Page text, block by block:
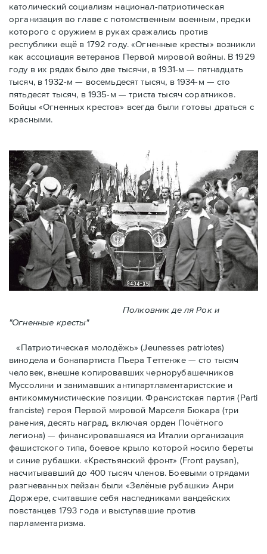
католический социализм национал-патриотическая
организация во главе с потомственным военным, предки
которого с оружием в руках сражались против
республики ещё в 1792 году. «Огненные кресты» возникли
как ассоциация ветеранов Первой мировой войны. В 1929
году в их рядах было две тысячи, в 1931-м — пятнадцать
тысяч, в 1932-м — восемьдесят тысяч, в 1934-м — сто
пятьдесят тысяч, в 1935-м — триста тысяч соратников.
Бойцы «Огненных крестов» всегда были готовы драться с
красными.
Полковник де ля Рок и
"Огненные кресты"
«Патриотическая молодёжь» (Jeunesses patriotes)
винодела и бонапартиста Пьера Тeттенже — cто тысяч
человек, внешне копировавших чернорубашечников
Муссолини и занимавших антипартламентаристские и
антикоммунистические позиции. Франсистская партия (Parti
franciste) героя Первой мировой Марселя Бюкара (три
ранения, десять наград, включая орден Почётного
легиона) — финансировавшаяся из Италии организация
фашистского типа, боевое крыло которой носило береты
и синие рубашки. «Крестьянский фронт» (Front paysan),
насчитывавший до 400 тысяч членов. Боевыми отрядами
разгневанных пейзан были «Зелёные рубашки» Анри
Доржере, считавшие себя наследниками вандейских
повстанцев 1793 года и выступавшие против
парламентаризма.